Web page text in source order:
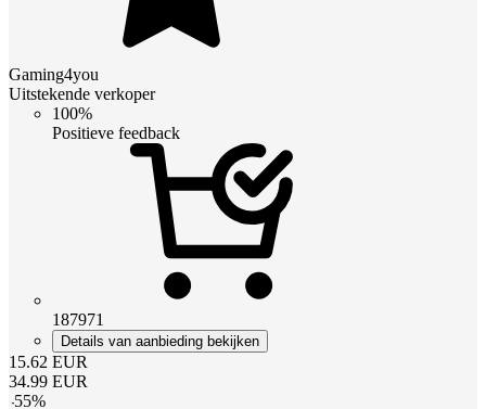
Gaming4you
Uitstekende verkoper
100%
Positieve feedback
187971
Details van aanbieding bekijken
15.62 EUR
34.99 EUR
-55%